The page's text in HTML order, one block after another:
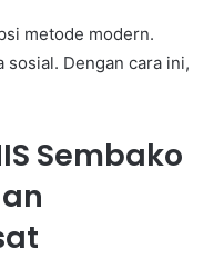
metode modern.
sosial. Dengan cara ini,
Sembako